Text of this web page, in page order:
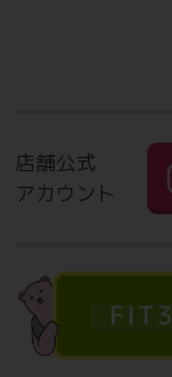
店舗公式
アカウント